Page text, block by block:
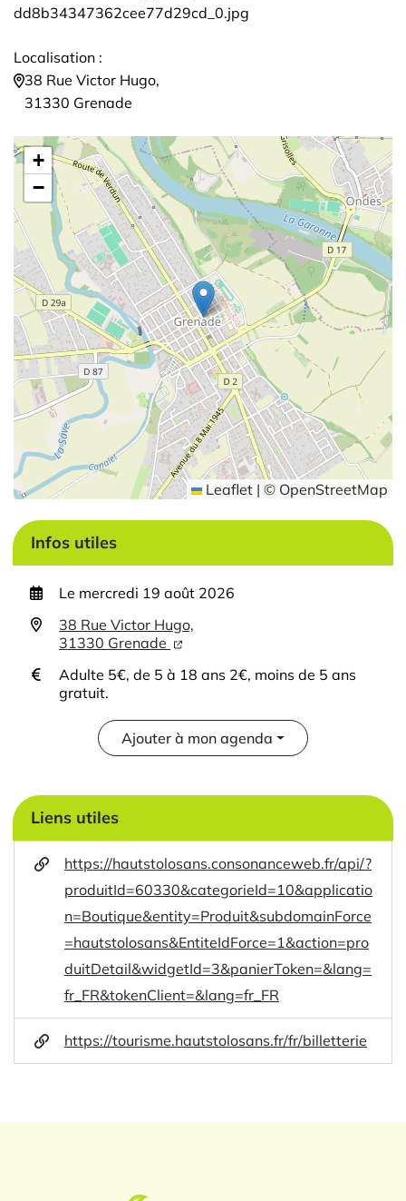
dd8b34347362cee77d29cd_0.jpg
Localisation :
38 Rue Victor Hugo,
31330 Grenade
+
−
Leaflet | © OpenStreetMap
Infos utiles
Le mercredi 19 août 2026
38 Rue Victor Hugo,
31330 Grenade
Adulte 5€, de 5 à 18 ans 2€, moins de 5 ans
gratuit.
Ajouter à mon agenda
Liens utiles
https://hautstolosans.consonanceweb.fr/api/?
produitId=60330&categorieId=10&applicatio
n=Boutique&entity=Produit&subdomainForce
=hautstolosans&EntiteIdForce=1&action=pro
duitDetail&widgetId=3&panierToken=&lang=
fr_FR&tokenClient=&lang=fr_FR
https://tourisme.hautstolosans.fr/fr/billetterie